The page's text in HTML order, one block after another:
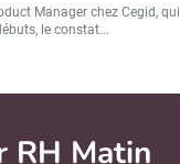
Manager chez Cegid, qui
le constat...